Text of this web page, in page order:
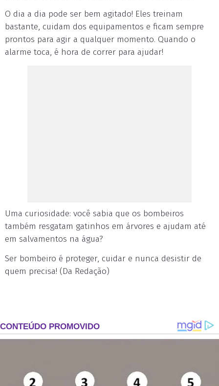
O dia a dia pode ser bem agitado! Eles treinam
bastante, cuidam dos equipamentos e ficam sempre
prontos para agir a qualquer momento. Quando o
alarme toca, é hora de correr para ajudar!
Uma curiosidade: você sabia que os bombeiros
também resgatam gatinhos em árvores e ajudam até
em salvamentos na água?
Ser bombeiro é proteger, cuidar e nunca desistir de
quem precisa! (Da Redação)